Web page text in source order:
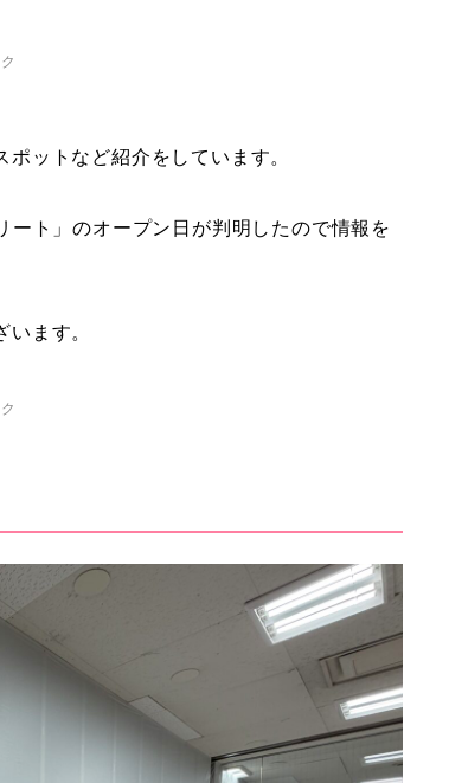
ットなど紹介をしています。
ト」のオープン日が判明したので情報を
ます。